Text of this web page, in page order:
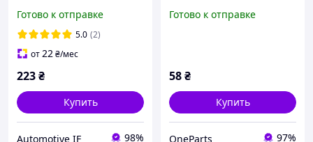
Готово к отправке
5.0 (2)
от22₴/мес
223₴
Купить
Automotive IF 98%
Готово к отправке
58₴
Купить
OneParts 97%